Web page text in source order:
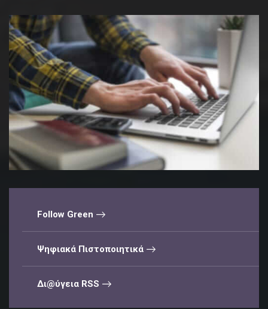
Follow Green
Ψηφιακά Πιστοποιητικά
Δι@ύγεια RSS